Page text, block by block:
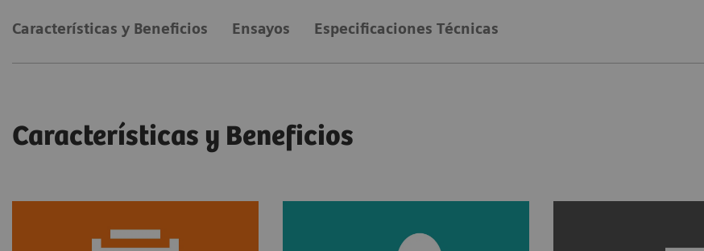
Características y Beneficios Ensayos Especificaciones Técnicas
Características y Beneficios